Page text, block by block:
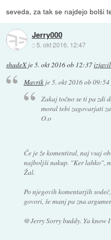
seveda, za tak se najdejo bolši
Jerry000
:: 5. okt 2016, 12:47
shadeXje5. okt 2016 ob 12:37izjavil
Mavrikje5. okt 2016 ob 09:54
Zakaj točno se ti pa zdi
moral tebi zagovarjati
O.o
Če je že komentiral, naj vsaj
najboljši nakup. "Ker lahko",
Žal.
Po njegovih komentarjih
govori, še manj pa zna
@Jerry Sorry buddy. Ya know